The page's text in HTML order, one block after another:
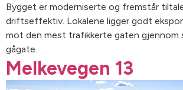
Bygget er moderniserte og fremstår
driftseffektiv. Lokalene ligger godt
mot den mest trafikkerte gaten gjennom
gågate.
Melkevegen 13